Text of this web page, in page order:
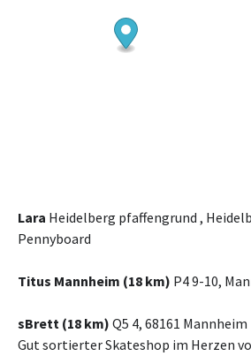
Lara Heidelberg pfaffengrund ,
Pennyboard
Titus Mannheim (18 km) P4 9-10,
sBrett (18 km) Q5 4, 68161 Mannheim
Gut sortierter Skateshop im Herzen